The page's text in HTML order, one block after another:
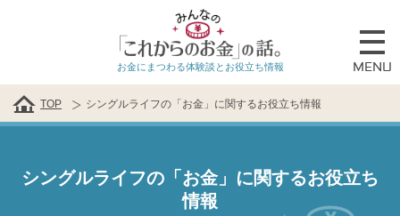
お金にまつわる体験談とお役立ち情報 MENU
TOP シングルライフの「お金」に関するお役立ち情報
シングルライフの「お金」に関するお役立ち
情報